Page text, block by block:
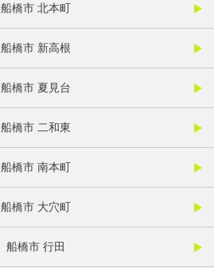
船橋市 北本町
船橋市 新高根
船橋市 夏見台
船橋市 二和東
船橋市 南本町
船橋市 大穴町
船橋市 行田